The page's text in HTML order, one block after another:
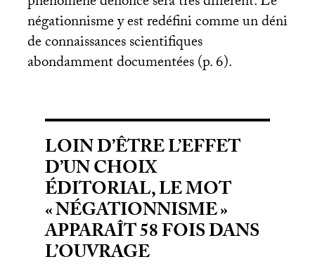
négationnisme y est redéfini comme un déni
de connaissances scientifiques
abondamment documentées (p. 6).
LOIN D’ÊTRE L’EFFET
D’UN CHOIX
ÉDITORIAL, LE MOT
«NÉGATIONNISME»
APPARAÎT 58 FOIS DANS
L’OUVRAGE